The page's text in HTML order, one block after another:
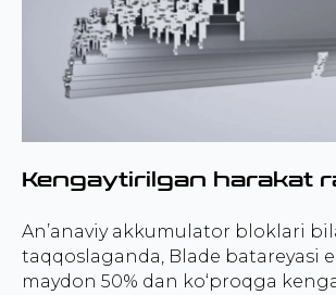
Kengaytirilgan harakat
An’anaviy akkumulator bloklari
taqqoslaganda, Blade batareyasi
maydon 50% dan ko‘proqga